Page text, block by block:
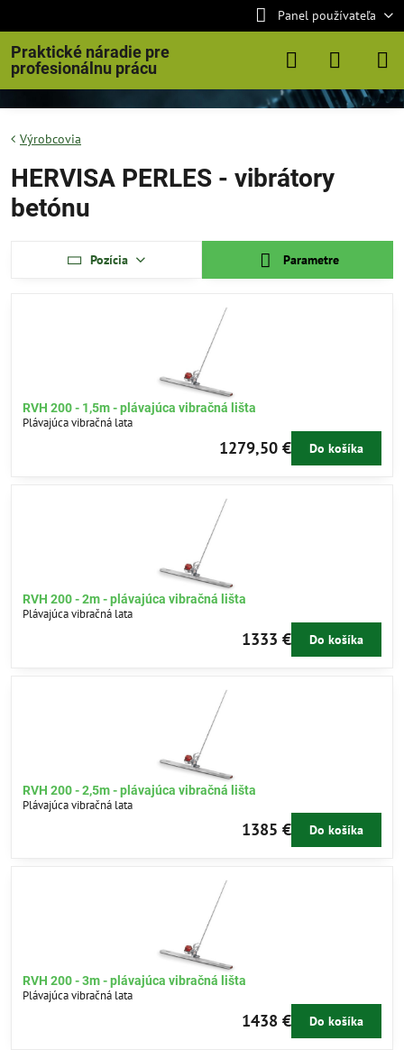
Panel používateľa
Praktické náradie pre
profesionálnu prácu
Výrobcovia
HERVISA PERLES - vibrátory
betónu
Pozícia Parametre
RVH 200 - 1,5m - plávajúca vibračná lišta
Plávajúca vibračná lata
1279,50 € Do košíka
RVH 200 - 2m - plávajúca vibračná lišta
Plávajúca vibračná lata
1333 € Do košíka
RVH 200 - 2,5m - plávajúca vibračná lišta
Plávajúca vibračná lata
1385 € Do košíka
RVH 200 - 3m - plávajúca vibračná lišta
Plávajúca vibračná lata
1438 € Do košíka